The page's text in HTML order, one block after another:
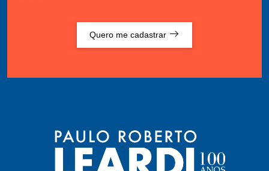
Quero me cadastrar